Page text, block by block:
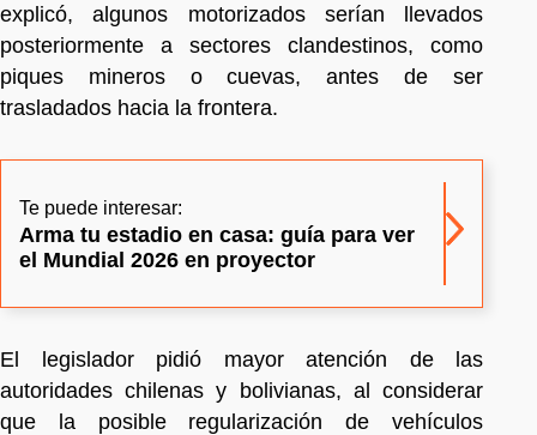
explicó, algunos motorizados serían llevados
posteriormente a sectores clandestinos, como
piques mineros o cuevas, antes de ser
trasladados hacia la frontera.
Te puede interesar:
Arma tu estadio en casa: guía para ver
el Mundial 2026 en proyector
El legislador pidió mayor atención de las
autoridades chilenas y bolivianas, al considerar
que la posible regularización de vehículos